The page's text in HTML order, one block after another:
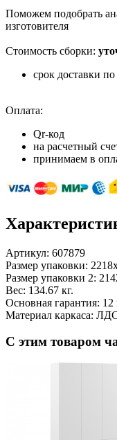
Поможем подобрать
изготовителя
Стоимость сборки:
срок доставки
Оплата:
Qr-код
на расчетный
принимаем в
Артикул: 607879
Размер упаковки:
Размер упаковки 2:
Вес: 134.67 кг.
Основная гарантия: 12
Материал каркаса:
С этим товаром